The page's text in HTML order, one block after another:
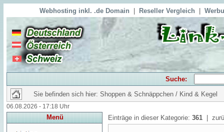
Webhosting inkl. .de Domain Reseller Vergleich
Suche:
Sie befinden sich hier: Shoppen & Schnäppchen / Kind & Kegel
06.08.2026 - 17:18 Uhr
Menü Einträge in dieser Kategorie: 361 |